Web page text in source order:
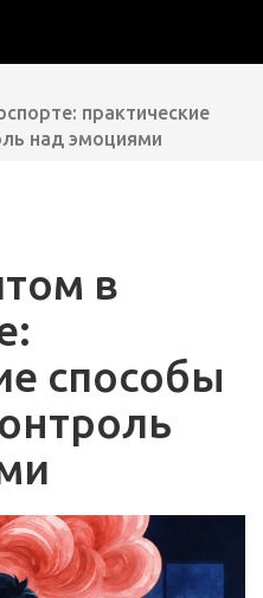
практические
над эмоциями
в
способы